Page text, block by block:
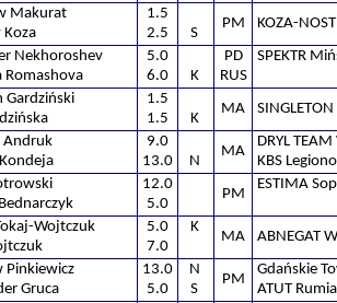
Makurat
Koza
1.5
2.5
S
PM KOZA-
Nekhoroshev
Romashova
5.0
6.0
K
PD
RUS
SPEKTR
Gardziński
1.5
1.5
K
MA SINGLETON
Andruk
9.0
13.0
N
MA
DRYL
KBS
12.0
5.0
PM
ESTIMA
Wojtczuk
5.0
7.0
K
MA ABNEGAT
Pinkiewicz
Gruca
13.0
5.0
N
S
PM
Gdańskie
ATUT Rumia